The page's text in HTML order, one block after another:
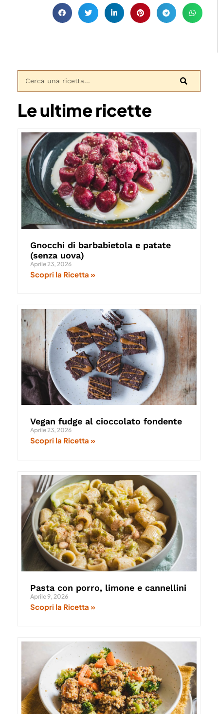
Le ultime ricette
Gnocchi di barbabietola e patate
(senza uova)
Aprile 23, 2026
Scopri la Ricetta »
Vegan fudge al cioccolato fondente
Aprile 23, 2026
Scopri la Ricetta »
Pasta con porro, limone e cannellini
Aprile 9, 2026
Scopri la Ricetta »